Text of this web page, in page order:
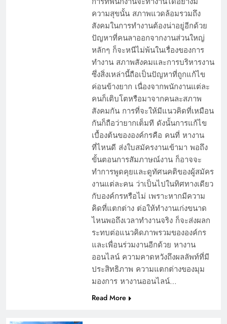
ความสุขนั้น สภาพแวดล้อมรวมถึง
สังคมในการทำงานต้องน่าอยู่อีกด้วย
ปัญหาที่คนลาออกจากงานส่วนใหญ่
หลักๆ ก็จะหนีไม่พ้นในเรื่องของการ
ทำงาน สภาพสังคมและการบริหารงาน
ซึ่งสิ่งเหล่านี้ถือเป็นปัญหาที่ถูกแก้ไข
ค่อนข้างยาก เนื่องจากพนักงานแต่ละ
คนก็เติบโตหรือมาจากคนละสภาพ
สังคมกัน การที่จะให้มีแนวคิดที่เหมือน
กันก็ถือว่ายากเต็มที ดังนั้นการแก้ไข
เบื้องต้นขององค์กรคือ คนที่ หางาน
ที่ไหนดี ส่งใบสมัครงานเข้ามา พอถึง
ขั้นตอนการสัมภาษณ์งาน ก็อาจจะ
ทำการพูดคุยและดูทัศนคติของผู้สมัคร
งานแต่ละคน ว่าเป็นไปในทิศทางเดียว
กับองค์กรหรือไม่ เพราะหากมีความ
คิดที่แตกต่าง ต่อให้ทำงานเก่งขนาด
ไหนพอถึงเวลาทำงานจริง ก็จะส่งผลก
ระทบต่อแนวคิดภาพรวมขององค์กร
และเพื่อนร่วมงานอีกด้วย หางาน
ออนไลน์ ความคาดหวังถึงผลลัพท์ที่มี
ประสิทธิภาพ ความแตกต่างของมุม
มองการ หางานออนไลน์…
Read More